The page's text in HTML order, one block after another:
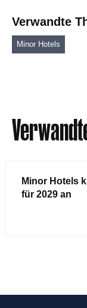
Verwandte
Minor Hotels
Minor Hotels
für 2029 an